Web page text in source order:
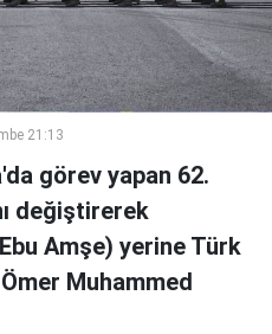
21:13
görev yapan 62.
değiştirerek
Amşe) yerine Türk
Muhammed